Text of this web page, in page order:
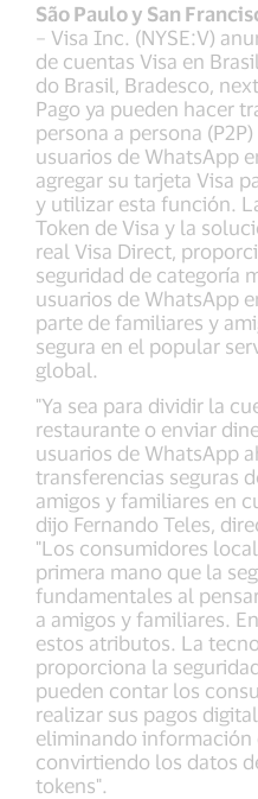
São Paulo y San
– Visa Inc. (NYSE:V)
de cuentas Visa en
do Brasil, Bradesco,
Pago ya pueden hacer
persona a persona
usuarios de WhatsApp
agregar su tarjeta Visa
y utilizar esta función.
Token de Visa y la
real Visa Direct,
seguridad de categoría
usuarios de WhatsApp
parte de familiares y
segura en el popular
global.
"Ya sea para dividir la
restaurante o enviar
usuarios de WhatsApp
transferencias seguras
amigos y familiares en
dijo Fernando Teles,
"Los consumidores
primera mano que la
fundamentales al
a amigos y familiares.
estos atributos. La
proporciona la
pueden contar los
realizar sus pagos
eliminando información
convirtiendo los datos
tokens".